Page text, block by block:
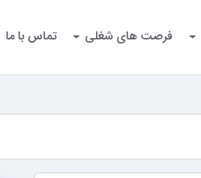
فرصت های شغلی تماس با ما